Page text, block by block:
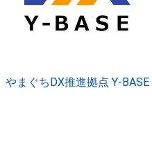
やまぐちDX推進拠点 Y-BASE